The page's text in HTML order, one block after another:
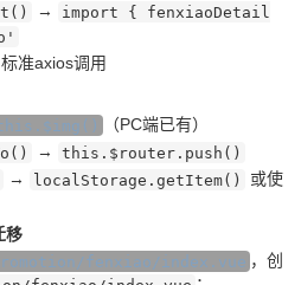
→
import { fenxiaoDetail
准axios调用
（PC端已有）
→
this.$router.push()
→ localStorage.getItem()
或使
移
fenxiao/index.vue ，创